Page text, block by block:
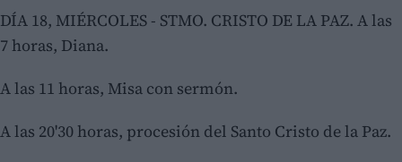
DÍA 18, MIÉRCOLES - STMO. CRISTO DE LA PAZ. A las
7 horas, Diana.
A las 11 horas, Misa con sermón.
A las 20'30 horas, procesión del Santo Cristo de la Paz.